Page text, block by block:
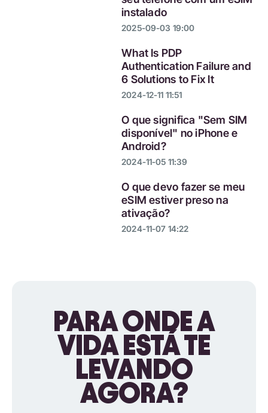
instalado
2025-09-03 19:00
What Is PDP
Authentication Failure and
6 Solutions to Fix It
2024-12-11 11:51
O que significa "Sem SIM
disponível" no iPhone e
Android?
2024-11-05 11:39
O que devo fazer se meu
eSIM estiver preso na
ativação?
2024-11-07 14:22
PARA ONDE A
VIDA ESTÁ TE
LEVANDO
AGORA?